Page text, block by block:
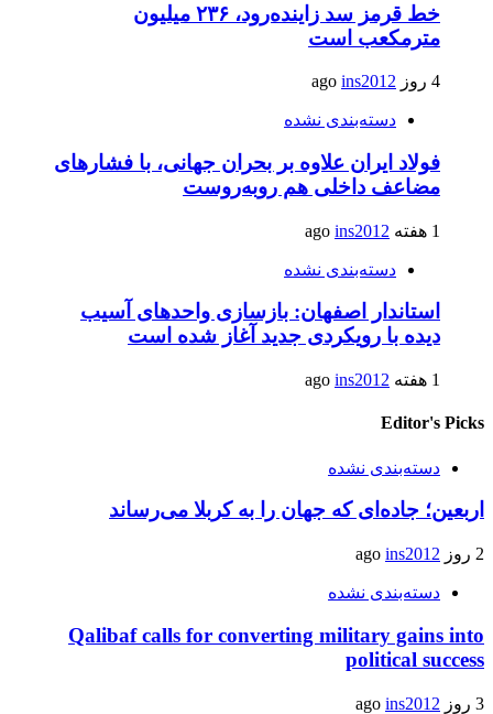
خط قرمز سد زاینده‌رود، ۲۳۶ میلیون
مترمکعب است
4 روز ago ins2012
دسته‌بندی نشده
فولاد ایران علاوه بر بحران جهانی، با فشارهای
مضاعف داخلی هم روبه‌روست
1 هفته ago ins2012
دسته‌بندی نشده
استاندار اصفهان: بازسازی واحدهای آسیب
دیده با رویکردی جدید آغاز شده است
1 هفته ago ins2012
Editor's Picks
دسته‌بندی نشده
اربعین؛ جاده‌ای که جهان را به کربلا می‌رساند
2 روز ago ins2012
دسته‌بندی نشده
Qalibaf calls for converting military gains into
political success
3 روز ago ins2012